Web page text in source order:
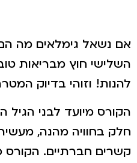
אם נשאל גימלאים מה הם
השלישי חוץ מבריאות
להנות! וזוהי בדיוק
הקורס מיועד לבני הגיל
חלק בחוויה מהנה,
קשרים חברתיים. הקורס